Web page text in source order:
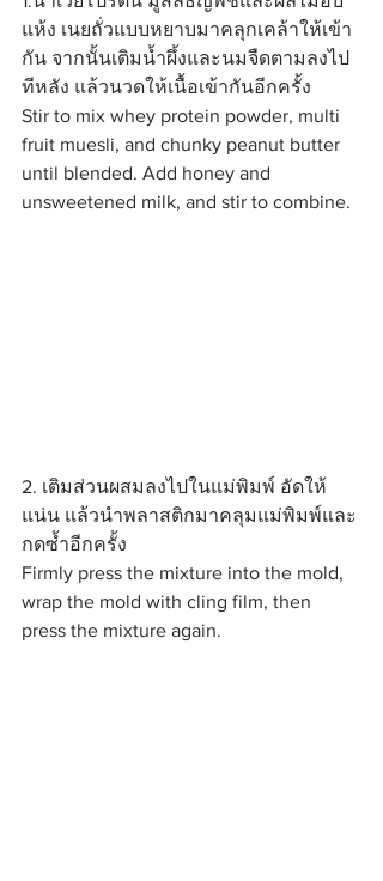
แห้ง เนยถั่วแบบหยาบมาคลุกเคล้าให้เข้า
กัน จากนั้นเติมน้ำผึ้งและนมจืดตามลงไป
ทีหลัง แล้วนวดให้เนื้อเข้ากันอีกครั้ง
Stir to mix whey protein powder, multi
fruit muesli, and chunky peanut butter
until blended. Add honey and
unsweetened milk, and stir to combine.
2. เติมส่วนผสมลงไปในแม่พิมพ์ อัดให้
แน่น แล้วนำพลาสติกมาคลุมแม่พิมพ์และ
กดซ้ำอีกครั้ง
Firmly press the mixture into the mold,
wrap the mold with cling film, then
press the mixture again.